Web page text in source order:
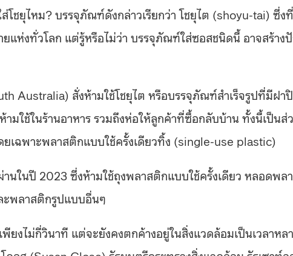
ชยุไหม? บรรจุภัณฑ์ดังกล่าวเรียกว่า โชยุไต (shoyu-tai) ซึ่ง
แห่งทั่วโลก แต่รู้หรือไม่ว่า บรรจุภัณฑ์ใส่ซอสชนิดนี้ อาจสร้าง
Australia) สั่งห้ามใช้โชยุไต หรือบรรจุภัณฑ์สำเร็จรูปที่มีฝ
มใช้ในร้านอาหาร รวมถึงห่อให้ลูกค้าที่ซื้อกลับบ้าน ทั้งนี้เป็นส่
เฉพาะพลาสติกแบบใช้ครั้งเดียวทิ้ง (single-use plastic)
นในปี 2023 ซึ่งห้ามใช้ถุงพลาสติกแบบใช้ครั้งเดียว หลอดพล
ะพลาสติกรูปแบบอื่นๆ
ยงไม่กี่วินาที แต่จะยังคงตกค้างอยู่ในสิ่งแวดล้อมเป็นเวลาหล